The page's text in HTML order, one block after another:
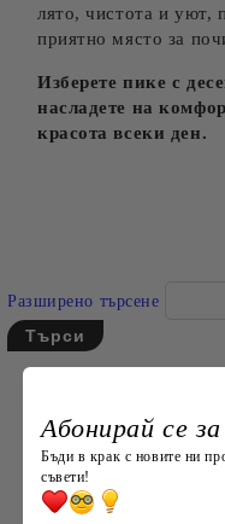
лято, чистота и уют,
приятно място за
Изберете пике с
насладете на
красота всеки ден.
Разширено търсене
Абонирай се
Бъди в крак с новите ни
съвети!